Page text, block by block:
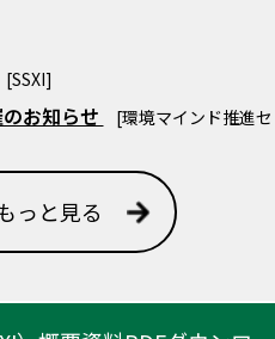
[SSXI]
お知らせ [環境マインド推進
っと見る